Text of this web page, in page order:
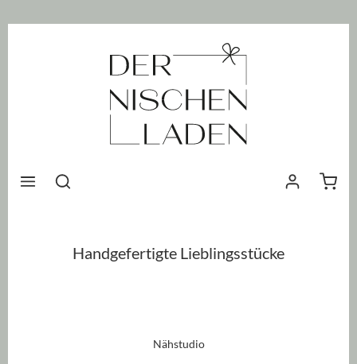
Handgefertigte Lieblingsstücke
Nähstudio